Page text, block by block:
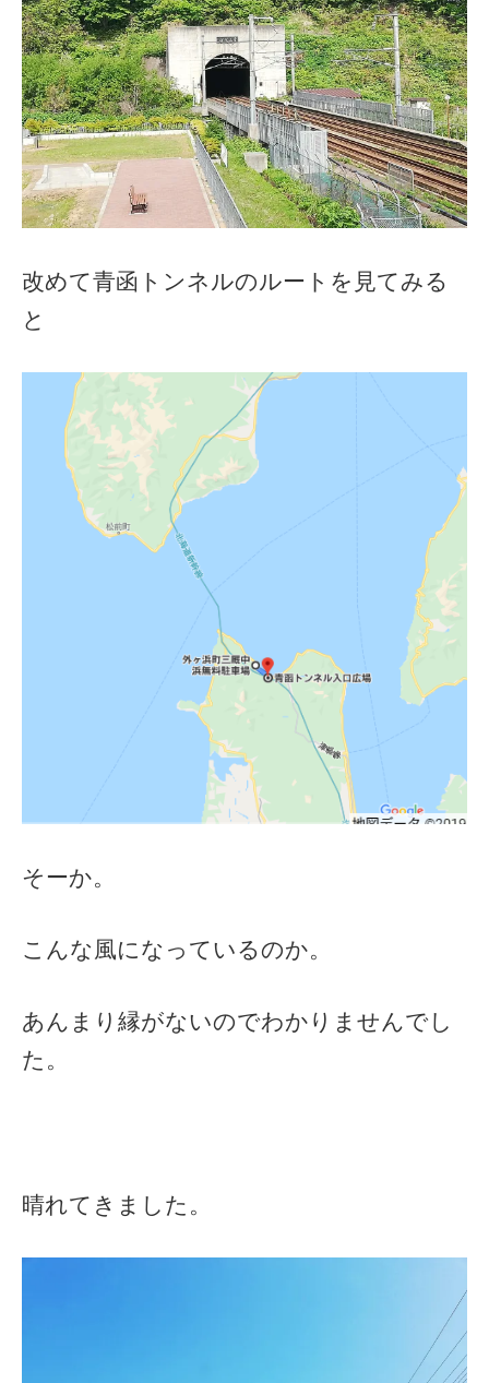
改めて青函トンネルのルートを見てみる
と
そーか。
こんな風になっているのか。
あんまり縁がないのでわかりませんでし
た。
晴れてきました。